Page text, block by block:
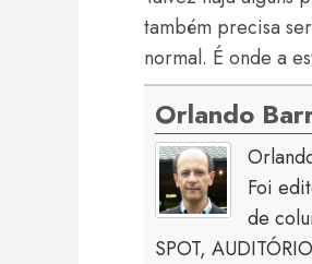
também precisa
normal. É onde a
Orlando
Foi
de
SPOT,